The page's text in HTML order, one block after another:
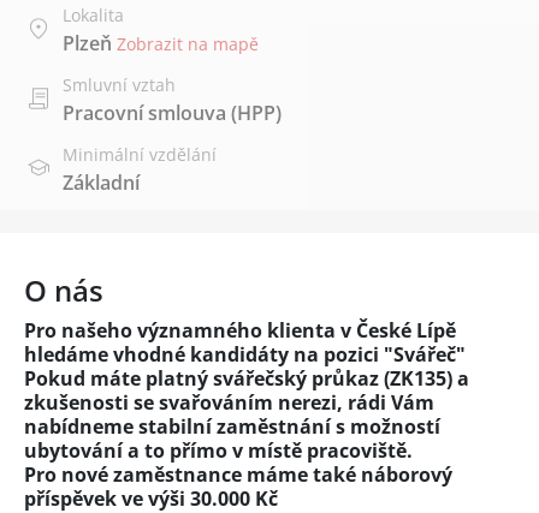
Lokalita
Plzeň Zobrazit na mapě
Smluvní vztah
Pracovní smlouva (HPP)
Minimální vzdělání
Základní
O nás
Pro našeho významného klienta v České Lípě
hledáme vhodné kandidáty na pozici "Svářeč"
Pokud máte platný svářečský průkaz (ZK135) a
zkušenosti se svařováním nerezi, rádi Vám
nabídneme stabilní zaměstnání s možností
ubytování a to přímo v místě pracoviště.
Pro nové zaměstnance máme také náborový
příspěvek ve výši 30.000 Kč